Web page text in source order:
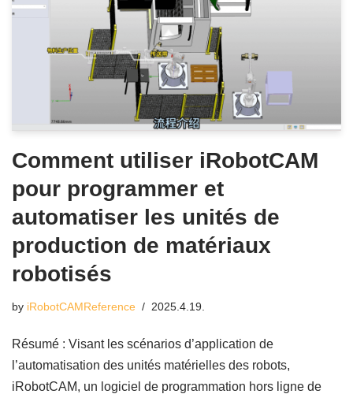
Comment utiliser iRobotCAM
pour programmer et
automatiser les unités de
production de matériaux
robotisés
by iRobotCAMReference 2025.4.19.
Résumé : Visant les scénarios d’application de
l’automatisation des unités matérielles des robots,
iRobotCAM, un logiciel de programmation hors ligne de